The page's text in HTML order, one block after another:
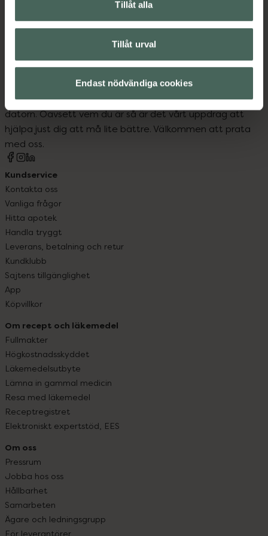
Tillåt alla
Tillåt urval
Endast nödvändiga cookies
Kronans Apotek finns här för dig. Du hittar oss från Skåne i
syd till Lappland i norr, och online i mobilen och på
datorn. Oavsett vem du är så är det vårt uppdrag att
hjälpa just dig att må lite bättre. Välkommen att prata
med oss.
Kundservice
Kontakta oss
Vanliga frågor
Hitta apotek
Handla tryggt
Leverans, betalning och retur
Kundklubb
Sajtens tillgänglighet
App
Köpvillkor
Om recept och läkemedel
Fullmakter
Högkostnadsskyddet
Läkemedelsutbyte
Lämna in gammal medicin
Resa med läkemedel
Receptregistret
Elektroniskt expertstöd, EES
Om oss
Pressrum
Jobba hos oss
Hållbarhet
Samarbeten
Ägare och ledningsgrupp
För leverantörer